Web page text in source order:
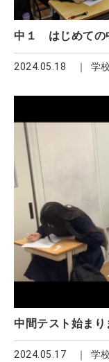
中１ はじめての
2024.05.18 学
中間テスト始まり
2024.05.17 学